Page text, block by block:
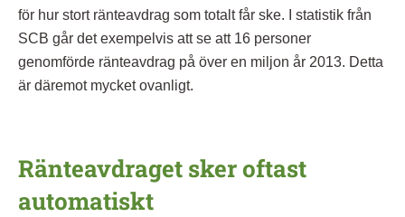
för hur stort ränteavdrag som totalt får ske. I statistik från
SCB går det exempelvis att se att 16 personer
genomförde ränteavdrag på över en miljon år 2013. Detta
är däremot mycket ovanligt.
Ränteavdraget sker oftast
automatiskt